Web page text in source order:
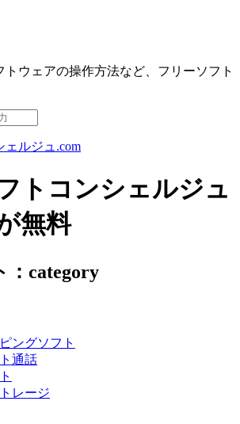
ウェアの操作方法など、 フリーソフト
ェルジュ.com
トコンシェルジュ
無料
：category
ングソフト
通話
レージ